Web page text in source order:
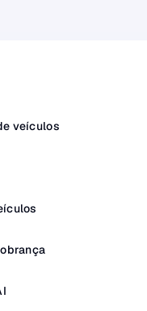
veículos